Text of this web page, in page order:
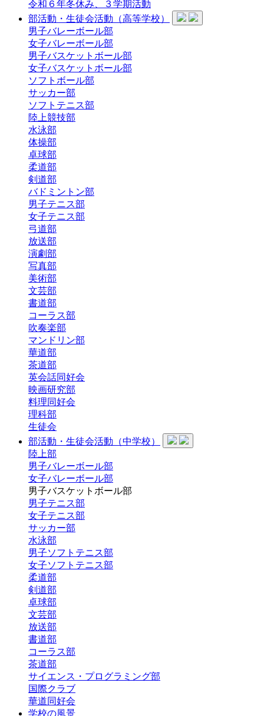
令和６年冬休み、３学期活動
部活動・生徒会活動（高等学校）
男子バレーボール部
女子バレーボール部
男子バスケットボール部
女子バスケットボール部
ソフトボール部
サッカー部
ソフトテニス部
陸上競技部
水泳部
体操部
卓球部
柔道部
剣道部
バドミントン部
男子テニス部
女子テニス部
弓道部
放送部
演劇部
写真部
美術部
文芸部
書道部
コーラス部
吹奏楽部
マンドリン部
華道部
茶道部
英会話同好会
映画研究部
料理同好会
理科部
生徒会
部活動・生徒会活動（中学校）
陸上部
男子バレーボール部
女子バレーボール部
男子バスケットボール部
男子テニス部
女子テニス部
サッカー部
水泳部
男子ソフトテニス部
女子ソフトテニス部
柔道部
剣道部
卓球部
文芸部
放送部
書道部
コーラス部
茶道部
サイエンス・プログラミング部
国際クラブ
華道同好会
学校の風景